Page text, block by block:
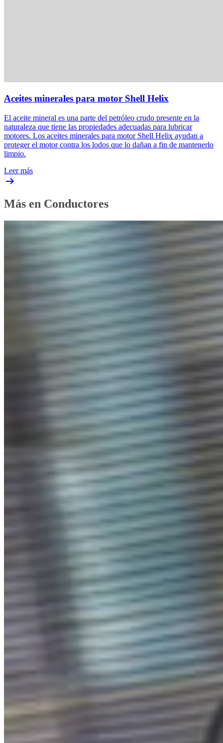
Aceites minerales para motor Shell Helix
El aceite mineral es una parte del petróleo crudo presente en la
naturaleza que tiene las propiedades adecuadas para lubricar
motores. Los aceites minerales para motor Shell Helix ayudan a
proteger el motor contra los lodos que lo dañan a fin de mantenerlo
limpio.
Leer más
Más en Conductores